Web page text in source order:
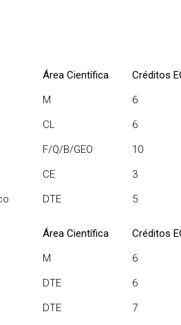
Área Científica
Créditos
M
6
CL
6
F/Q/B/GEO
10
CE
3
DTE 5
Área Científica
Créditos
M
6
DTE
6
DTE
7